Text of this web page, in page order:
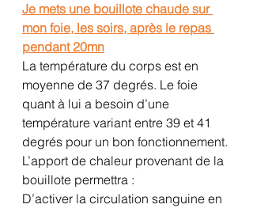
Je mets une bouillote chaude sur
mon foie, les soirs, après le repas
pendant 20mn
La température du corps est en
moyenne de 37 degrés. Le foie
quant à lui a besoin d’une
température variant entre 39 et 41
degrés pour un bon fonctionnement.
L’apport de chaleur provenant de la
bouillote permettra :
D’activer la circulation sanguine en